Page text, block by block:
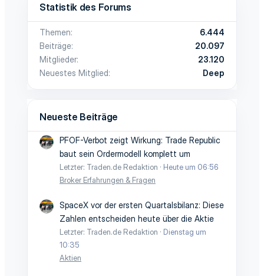
Statistik des Forums
Themen
6.444
Beiträge
20.097
Mitglieder
23.120
Neuestes Mitglied
Deep
Neueste Beiträge
PFOF-Verbot zeigt Wirkung: Trade Republic
baut sein Ordermodell komplett um
Letzter: Traden.de Redaktion
Heute um 06:56
Broker Erfahrungen & Fragen
SpaceX vor der ersten Quartalsbilanz: Diese
Zahlen entscheiden heute über die Aktie
Letzter: Traden.de Redaktion
Dienstag um
10:35
Aktien